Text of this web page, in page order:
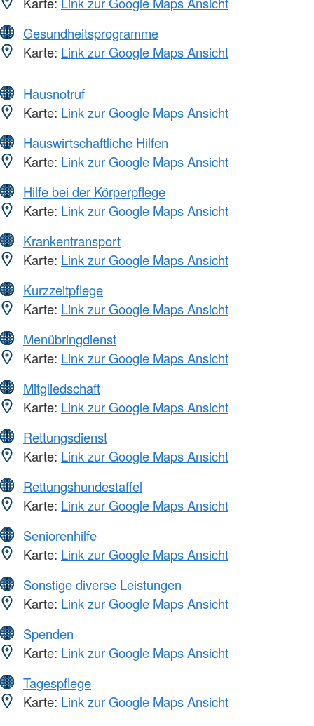
Gesundheitsprogramme
Karte: Link zur Google Maps Ansicht
Hausnotruf
Karte: Link zur Google Maps Ansicht
Hauswirtschaftliche Hilfen
Karte: Link zur Google Maps Ansicht
Hilfe bei der Körperpflege
Karte: Link zur Google Maps Ansicht
Krankentransport
Karte: Link zur Google Maps Ansicht
Kurzzeitpflege
Karte: Link zur Google Maps Ansicht
Menübringdienst
Karte: Link zur Google Maps Ansicht
Mitgliedschaft
Karte: Link zur Google Maps Ansicht
Rettungsdienst
Karte: Link zur Google Maps Ansicht
Rettungshundestaffel
Karte: Link zur Google Maps Ansicht
Seniorenhilfe
Karte: Link zur Google Maps Ansicht
Sonstige diverse Leistungen
Karte: Link zur Google Maps Ansicht
Spenden
Karte: Link zur Google Maps Ansicht
Tagespflege
Karte: Link zur Google Maps Ansicht